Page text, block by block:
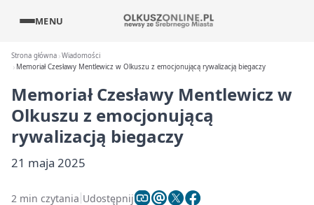
MENU
Strona główna Wiadomości
Memoriał Czesławy Mentlewicz w Olkuszu z emocjonującą rywalizacją biegaczy
Memoriał Czesławy Mentlewicz w
Olkuszu z emocjonującą
rywalizacją biegaczy
21 maja 2025
2 min czytania Udostępnij